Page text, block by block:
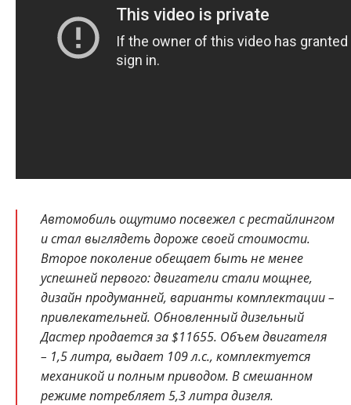
Автомобиль ощутимо посвежел с рестайлингом
и стал выглядеть дороже своей стоимости.
Второе поколение обещает быть не менее
успешней первого: двигатели стали мощнее,
дизайн продуманней, варианты комплектации –
привлекательней. Обновленный дизельный
Дастер продается за $11655. Объем двигателя
– 1,5 литра, выдает 109 л.с., комплектуется
механикой и полным приводом. В смешанном
режиме потребляет 5,3 литра дизеля.